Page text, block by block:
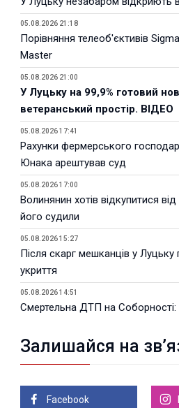
05.08.2026 21:18
Порівняння телеоб'єктивів
Master
05.08.2026 21:00
У Луцьку на 99,9% готовий
ветеранський простір. ВІДЕО
05.08.2026 17:41
Рахунки фермерського
Юнака арештував суд
05.08.2026 17:00
Волинянин хотів відкупитися
його судили
05.08.2026 15:27
Після скарг мешканців у Луцьку
укриття
05.08.2026 14:51
Смертельна ДТП на Соборності:
05.08.2026 14:43
Як зрозуміти, що сажовий фільтр
05.08.2026 13:38
Залишайся на
Facebook